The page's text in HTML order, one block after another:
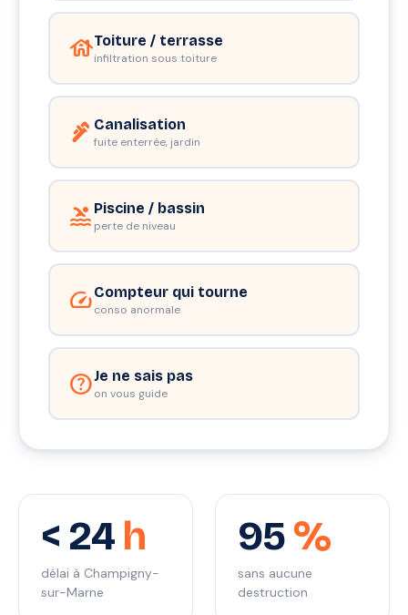
houseToiture / terrasse
infiltration sous toiture
plumbing Canalisation
fuite enterrée, jardin
pool Piscine / bassin
perte de niveau
speedCompteur qui tourne
conso anormale
helpJe ne sais pas
on vous guide
< 24 h
délai à Champigny-
sur-Marne
95%
sans aucune
destruction